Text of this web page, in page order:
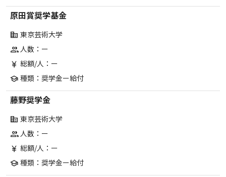
原田賞奨学基金
corporate_fare 東京芸術大学
group人数：ー
currency_yen 総額/人：ー
school 種類：奨学金ー給付
藤野奨学金
corporate_fare 東京芸術大学
group人数：ー
currency_yen 総額/人：ー
school 種類：奨学金ー給付